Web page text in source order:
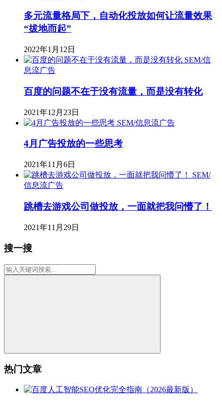
多元流量格局下，自动化投放如何让流量效果
“拔地而起”
2022年1月12日
SEM/信
息流广告
百度的问题不在于没有流量，而是没有转化
2021年12月23日
SEM/信息流广告
4月广告投放的一些思考
2021年11月6日
SEM/
信息流广告
跳槽去游戏公司做投放，一面就把我问懵了！
2021年11月29日
搜一搜
热门文章